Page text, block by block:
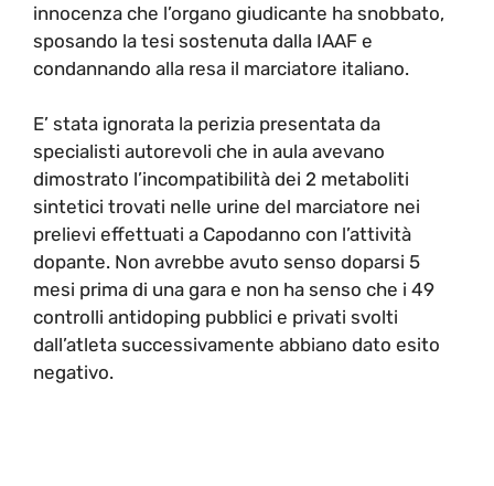
innocenza che l’organo giudicante ha snobbato,
sposando la tesi sostenuta dalla IAAF e
condannando alla resa il marciatore italiano.
E’ stata ignorata la perizia presentata da
specialisti autorevoli che in aula avevano
dimostrato l’incompatibilità dei 2 metaboliti
sintetici trovati nelle urine del marciatore nei
prelievi effettuati a Capodanno con l’attività
dopante. Non avrebbe avuto senso doparsi 5
mesi prima di una gara e non ha senso che i 49
controlli antidoping pubblici e privati svolti
dall’atleta successivamente abbiano dato esito
negativo.